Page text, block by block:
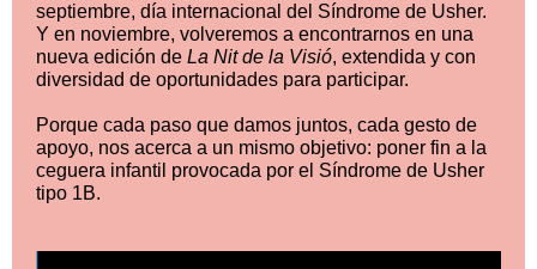
septiembre, día internacional del Síndrome de Usher.
Y en noviembre, volveremos a encontrarnos en una
nueva edición de La Nit de la Visió, extendida y con
diversidad de oportunidades para participar.
Porque cada paso que damos juntos, cada gesto de
apoyo, nos acerca a un mismo objetivo: poner fin a la
ceguera infantil provocada por el Síndrome de Usher
tipo 1B.